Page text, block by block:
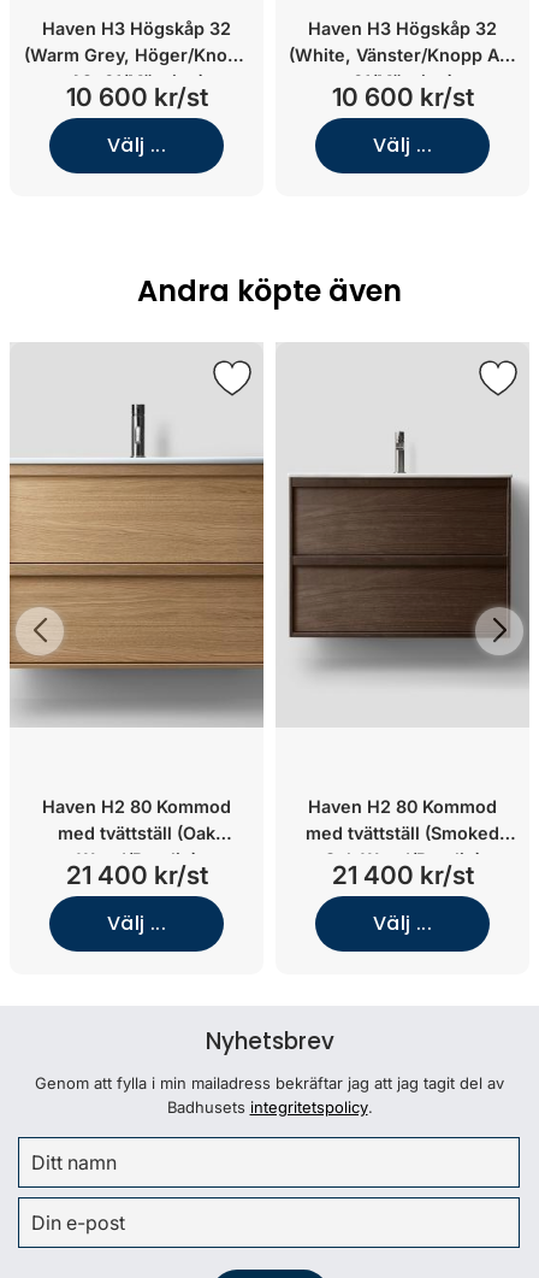
Haven H3 Högskåp 32
(Warm Grey, Höger/Knopp
A2. 01/Mässing)
10 600 kr/st
Välj ...
Haven H3 Högskåp 32
(White, Vänster/Knopp A2.
01/Mässing)
10 600 kr/st
Välj ...
Andra köpte även
Haven H2 80 Kommod
med tvättställ (Oak
Wood/Porslin)
21 400 kr/st
Välj ...
Haven H2 80 Kommod
med tvättställ (Smoked
Oak Wood/Porslin)
21 400 kr/st
Välj ...
Nyhetsbrev
Genom att fylla i min mailadress bekräftar jag att jag tagit del av
Badhusets integritetspolicy.